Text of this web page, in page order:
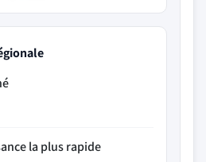
la plus rapide